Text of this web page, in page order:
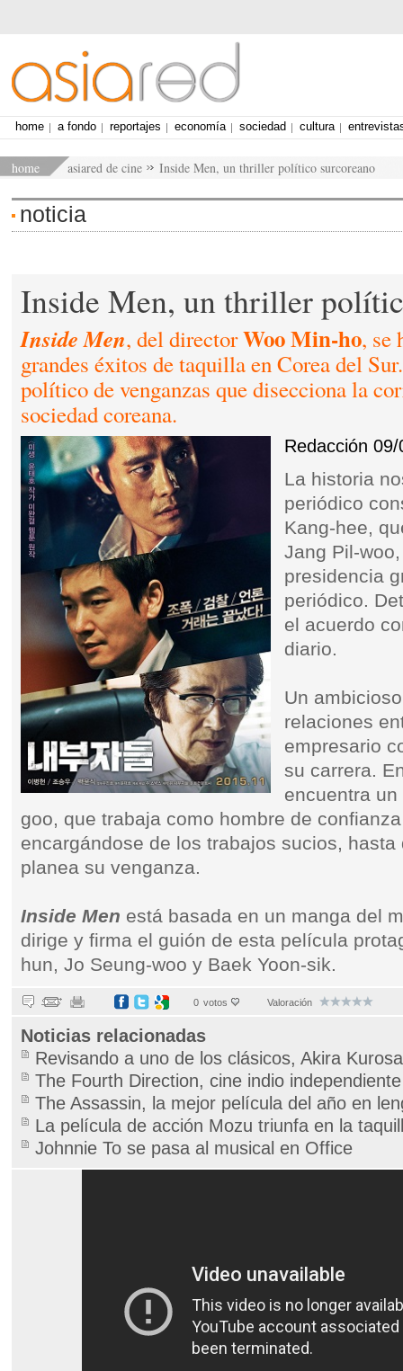
home asiared de cine Inside Men, un thriller político surcoreano
home a fondo reportajes economía sociedad cultura
noticia
Inside Men, un thriller
Inside Men, del directorWoo Min-ho, se
grandes éxitos de taquilla en Corea del
político de venganzas que disecciona la
sociedad coreana.
Redacción 09/
La historia
periódico
Kang-hee,
Jang Pil-
presidencia
periódico.
el acuerdo
diario.
Un
relaciones
empresario
su carrera.
encuentra
goo, que trabaja como hombre de
encargándose de los trabajos sucios,
planea su venganza.
Inside Men está basada en un manga del
dirige y firma el guión de esta película
hun, Jo Seung-woo y Baek Yoon-sik.
0 votos Valoración
Noticias relacionadas
Revisando a uno de los clásicos, Akira
The Fourth Direction, cine indio independiente
The Assassin, la mejor película del año en
La película de acción Mozu triunfa en la
Johnnie To se pasa al musical en Office